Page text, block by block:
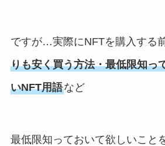
ですが…実際にNFTを購入する
りも安く買う方法・最低限知っ
いNFT用語など
最低限知っておいて欲しいこと